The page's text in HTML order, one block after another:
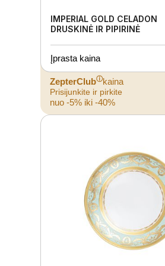
IMPERIAL GOLD CELADON
DRUSKINĖ IR PIPIRINĖ
Įprasta kaina
ZepterClubⓘkaina
Prisijunkite ir pirkite
nuo -5% iki -40%